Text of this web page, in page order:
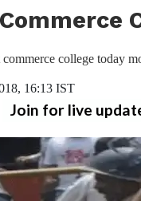
college today
16:13 IST
Join for live